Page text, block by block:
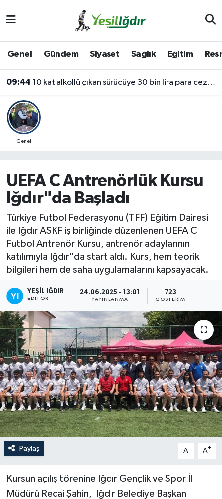
Genel Gündem Siyaset Sağlık Eğitim
09:44 10 kat alkollü çıkan sürücüye 30 bin lira para cezası
Genel
UEFA C Antrenörlük Kursu
Iğdır"da Başladı
Türkiye Futbol Federasyonu (TFF) Eğitim Dairesi
ile Iğdır ASKF iş birliğinde düzenlenen UEFA C
Futbol Antrenör Kursu, antrenör adaylarının
katılımıyla Iğdır"da start aldı. Kurs, hem teorik
bilgileri hem de saha uygulamalarını kapsayacak.
YEŞIL IĞDIR
EDITÖR
24.06.2025 - 13:01
YAYINLANMA
723
GÖSTERIM
Paylaş A- A+
Kursun açılış törenine Iğdır Gençlik ve Spor İl
Müdürü Recai Şahin, Iğdır Belediye Başkan
İğdir Namaz Vakitleri
Iğdır Trafik Yoğunluk Haritası
Süper Lig Puan Durumu ve Fikstür
Son Dakika Haberleri
Haber Arşivi